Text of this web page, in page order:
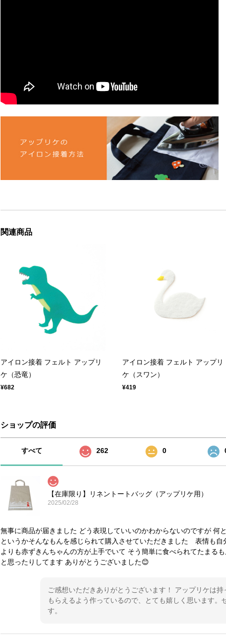
関連商品
アイロン接着 フェルト アップリ
ケ（恐竜）
¥682
アイロン接着 フェルト アップリ
ケ（スワン）
¥419
ショップの評価
すべて 262 0
【在庫限り】リネントートバッグ（アップリケ用）
2025/02/28
無事に商品が届きました どう表現していいのかわからないのですが 何
というかそんなもんを感じられて購入させていただきました 表情も自
よりも赤ずきんちゃんの方が上手でいて そう簡単に食べられてたまる
と思ったりしてます ありがとうございました😊
ご感想いただきありがとうございます！ アップリケは
もらえるよう作っているので、とても嬉しく思います。
す。